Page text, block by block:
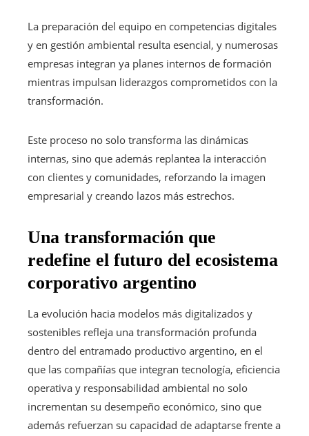
La preparación del equipo en competencias digitales
y en gestión ambiental resulta esencial, y numerosas
empresas integran ya planes internos de formación
mientras impulsan liderazgos comprometidos con la
transformación.
Este proceso no solo transforma las dinámicas
internas, sino que además replantea la interacción
con clientes y comunidades, reforzando la imagen
empresarial y creando lazos más estrechos.
Una transformación que
redefine el futuro del ecosistema
corporativo argentino
La evolución hacia modelos más digitalizados y
sostenibles refleja una transformación profunda
dentro del entramado productivo argentino, en el
que las compañías que integran tecnología, eficiencia
operativa y responsabilidad ambiental no solo
incrementan su desempeño económico, sino que
además refuerzan su capacidad de adaptarse frente a